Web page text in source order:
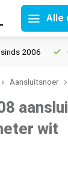
Alle
2006
Aansluitsnoer
wit